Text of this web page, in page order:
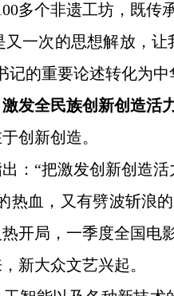
多个非遗工坊，既传
又一次的思想解放，
记的重要论述转化为
发全民族创新创造活
创新创造。
：“把激发创新创造
热血，又有劈波斩浪
开局，一季度全国电
新大众文艺兴起。